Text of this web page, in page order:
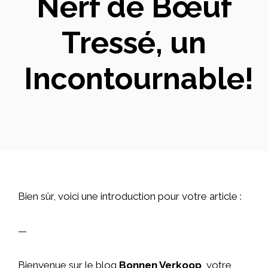
Tressé, un
Incontournable!
Bien sûr, voici une introduction pour votre article :
—
Bienvenue sur le blog Bonnen Verkoop , votre